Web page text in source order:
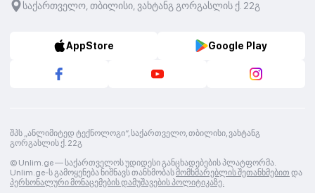
საქართველო, თბილისი, ვახტანგ გორგასლის ქ. 22გ
AppStore Google Play
შპს „ანლიმიტედ ტექნოლოგი“, საქართველო, თბილისი, ვახტანგ
გორგასლის ქ. 22გ
© Unlim.ge —საქართველოს უდიდესი განცხადებების პლატფორმა.
Unlim.ge-ს გამოყენება ნიშნავს თანხმობასმომხმარებლის შეთანხმებით და
პერსონალური მონაცემების დამუშავების პოლიტიკაზე.